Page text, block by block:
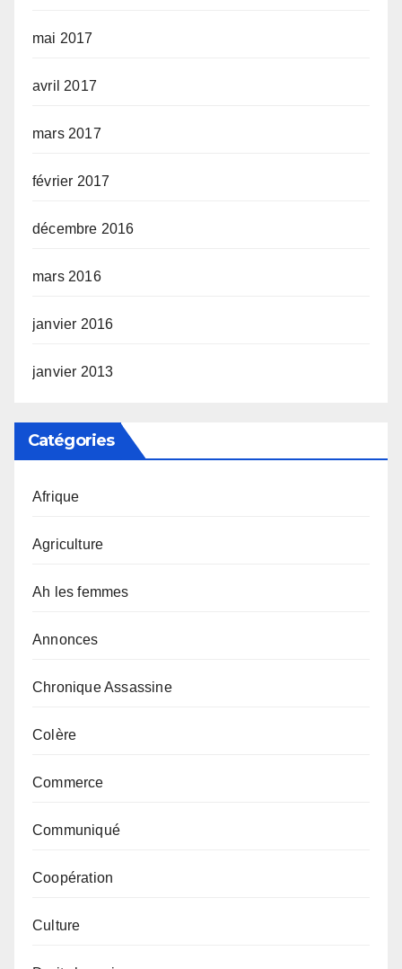
mai 2017
avril 2017
mars 2017
février 2017
décembre 2016
mars 2016
janvier 2016
janvier 2013
Catégories
Afrique
Agriculture
Ah les femmes
Annonces
Chronique Assassine
Colère
Commerce
Communiqué
Coopération
Culture